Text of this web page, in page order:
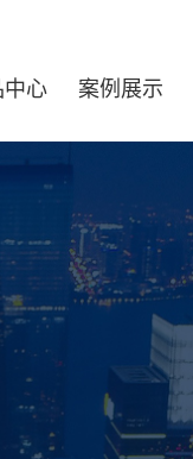
心 案例展示